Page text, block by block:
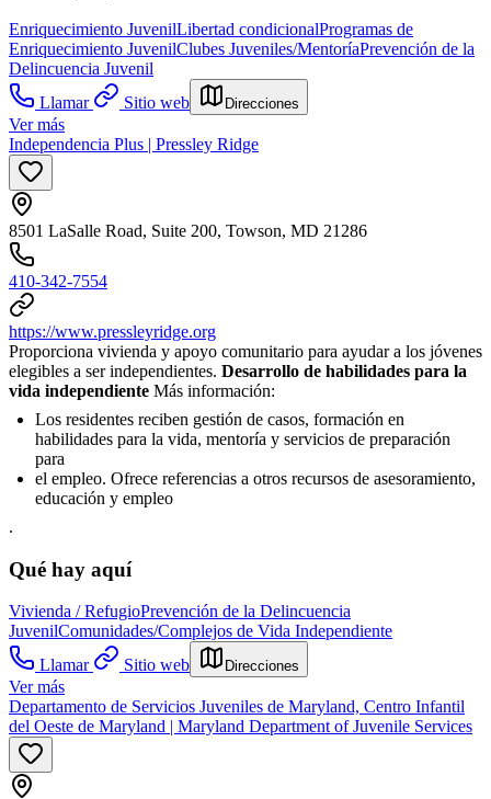
Enriquecimiento JuvenilLibertad condicionalProgramas de
Enriquecimiento JuvenilClubes Juveniles/MentoríaPrevención de la
Delincuencia Juvenil
Llamar
Sitio web Direcciones
Ver más
Independencia Plus | Pressley Ridge
8501 LaSalle Road, Suite 200, Towson, MD 21286
410-342-7554
https://www.pressleyridge.org
Proporciona vivienda y apoyo comunitario para ayudar a los jóvenes
elegibles a ser independientes. Desarrollo de habilidades para la
vida independiente Más información:
Los residentes reciben gestión de casos, formación en
habilidades para la vida, mentoría y servicios de preparación
para
el empleo. Ofrece referencias a otros recursos de asesoramiento,
educación y empleo
.
Qué hay aquí
Vivienda / RefugioPrevención de la Delincuencia
JuvenilComunidades/Complejos de Vida Independiente
Llamar
Sitio web Direcciones
Ver más
Departamento de Servicios Juveniles de Maryland, Centro Infantil
del Oeste de Maryland | Maryland Department of Juvenile Services